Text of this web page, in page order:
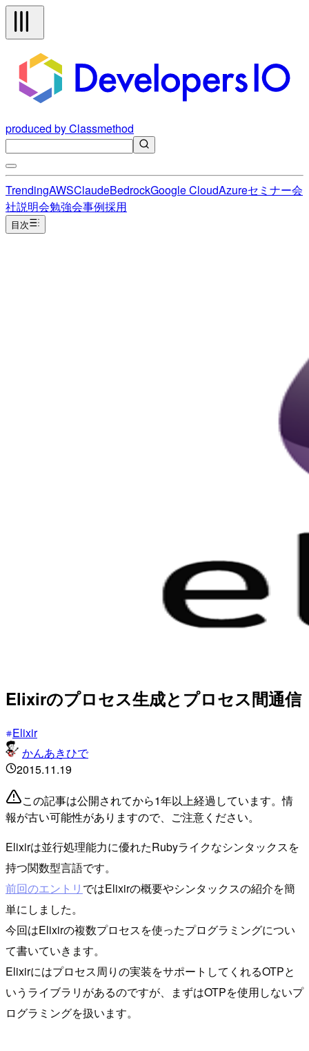
produced by Classmethod
TrendingAWSClaudeBedrockGoogle CloudAzureセミナー会
社説明会勉強会事例採用
目次
Elixirのプロセス生成とプロセス間通信
Elixir
かんあきひで
2015.11.19
この記事は公開されてから1年以上経過しています。情
報が古い可能性がありますので、ご注意ください。
Elixirは並行処理能力に優れたRubyライクなシンタックスを
持つ関数型言語です。
前回のエントリ ではElixirの概要やシンタックスの紹介を簡
単にしました。
今回はElixirの複数プロセスを使ったプログラミングについ
て書いていきます。
Elixirにはプロセス周りの実装をサポートしてくれるOTPと
いうライブラリがあるのですが、まずはOTPを使用しないプ
ログラミングを扱います。